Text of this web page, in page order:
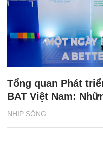
NHỊP SỐNG
Tổng quan Phát
BAT Việt Nam: